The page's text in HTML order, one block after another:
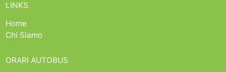
LINKS
Home
Chi Siamo
ORARI AUTOBUS